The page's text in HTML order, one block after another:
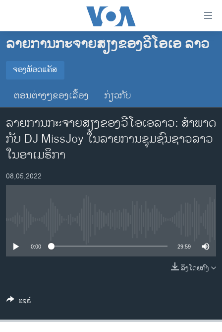
ເຂົ້າ
ຂ້າມ
ໄປ
ຊອກ
ຄົ້ນ
ໂຮມເພຈ
ລາວ
ອາເມຣິກາ
ການເລືອກຕັ້ງ ປະທານາທີບໍດີ ສະຫະລັດ 2024
ຂ່າວ​ຈີນ
ໂລກ
ເອເຊຍ
ອິດສະຫຼະພາບດ້ານການຂ່າວ
ທຸລະກິດ
ສຽງ
ລາຍການກະຈາຍສຽງ
ລາຍການກະຈາຍສຽງຂອງວີໂອເອ ລາວ
ຈອງພັອດແຄັສ
ຈອງພັອດແຄັສ
YouTube
ຕອນຕ່າງໆຂອງເລື້ອງ ກ່ຽວກັບ
ລາຍການກະຈາຍສຽງຂອງວີໂອເອລາວ: ສຳພາດ
ກັບ DJ MissJoy ໃນລາຍການຊຸມຊົນຊາວລາວ
ໃນອາເມຣິກາ
08,05,2022
0:00 29:59
ລິງໂດຍກົງ
ແຊຣ໌